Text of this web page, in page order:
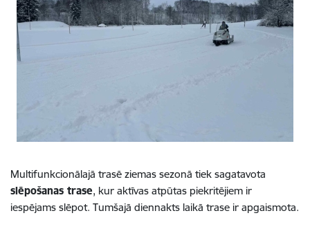
Multifunkcionālajā trasē ziemas sezonā tiek sagatavota
slēpošanas trase, kur aktīvas atpūtas piekritējiem ir
iespējams slēpot. Tumšajā diennakts laikā trase ir apgaismota.